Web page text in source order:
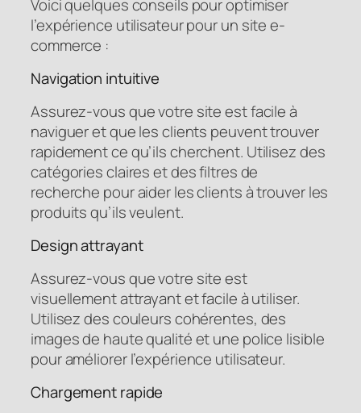
Voici quelques conseils pour optimiser
l’expérience utilisateur pour un site e-
commerce :
Navigation intuitive
Assurez-vous que votre site est facile à
naviguer et que les clients peuvent trouver
rapidement ce qu’ils cherchent. Utilisez des
catégories claires et des filtres de
recherche pour aider les clients à trouver les
produits qu’ils veulent.
Design attrayant
Assurez-vous que votre site est
visuellement attrayant et facile à utiliser.
Utilisez des couleurs cohérentes, des
images de haute qualité et une police lisible
pour améliorer l’expérience utilisateur.
Chargement rapide